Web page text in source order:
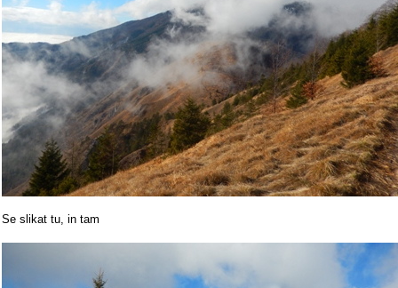
Se slikat tu, in tam